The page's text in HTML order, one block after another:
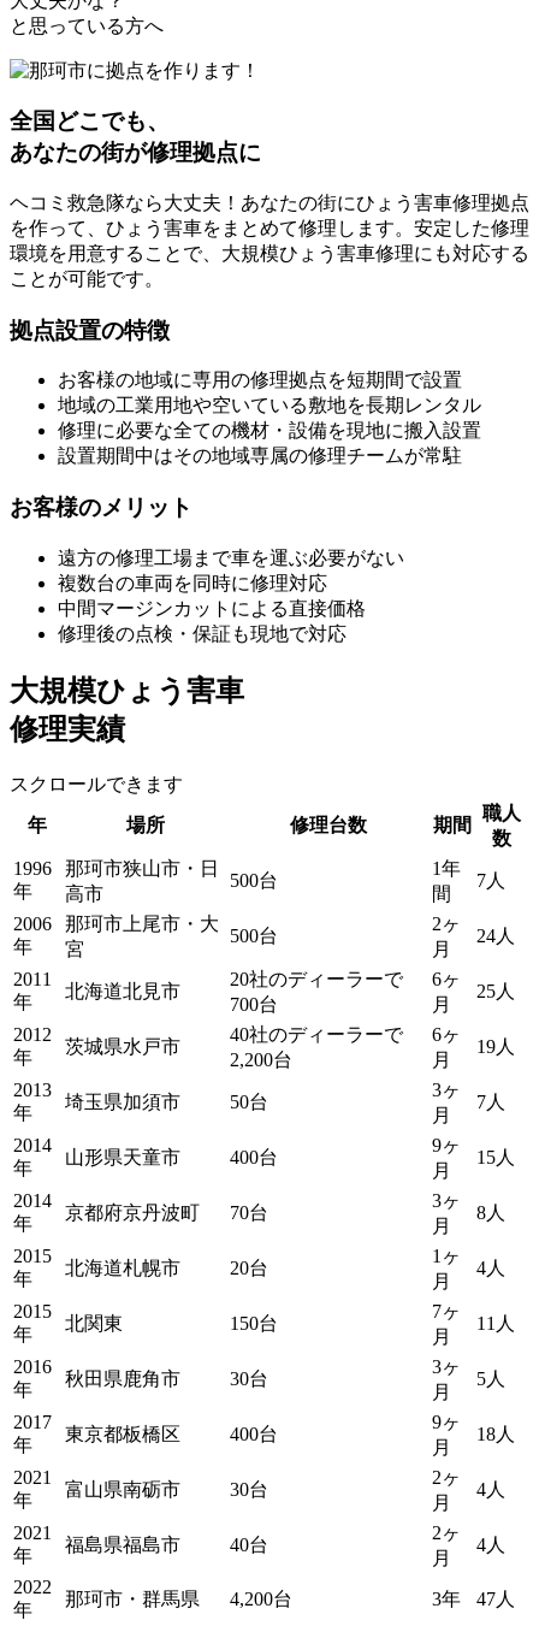
と思っている方へ
全国どこでも、
あなたの街が修理拠点に
ヘコミ救急隊なら大丈夫！あなたの街にひょう害車修理拠点
を作って、ひょう害車をまとめて修理します。安定した修理
環境を用意することで、大規模ひょう害車修理にも対応する
ことが可能です。
拠点設置の特徴
お客様の地域に専用の修理拠点を短期間で設置
地域の工業用地や空いている敷地を長期レンタル
修理に必要な全ての機材・設備を現地に搬入設置
設置期間中はその地域専属の修理チームが常駐
お客様のメリット
遠方の修理工場まで車を運ぶ必要がない
複数台の車両を同時に修理対応
中間マージンカットによる直接価格
修理後の点検・保証も現地で対応
大規模ひょう害車
修理実績
スクロールできます
年
場所 修理台数 期間
職人
数
1996
年
那珂市狭山市・日
高市
500台
1年
間
7人
2006
年
那珂市上尾市・大
宮
500台
2ヶ
月
24人
2011
年
北海道北見市
20社のディーラーで
700台
6ヶ
月
25人
2012
年
茨城県水戸市
40社のディーラーで
2,200台
6ヶ
月
19人
2013
年
埼玉県加須市 50台
3ヶ
月
7人
2014
年
山形県天童市 400台
9ヶ
月
15人
2014
年
京都府京丹波町 70台
3ヶ
月
8人
2015
年
北海道札幌市 20台
1ヶ
月
4人
2015
年
北関東 150台
7ヶ
月
11人
2016
年
秋田県鹿角市 30台
3ヶ
月
5人
2017
年
東京都板橋区 400台
9ヶ
月
18人
2021
年
富山県南砺市 30台
2ヶ
月
4人
2021
年
福島県福島市 40台
2ヶ
月
4人
2022
年
那珂市・群馬県 4,200台 3年 47人